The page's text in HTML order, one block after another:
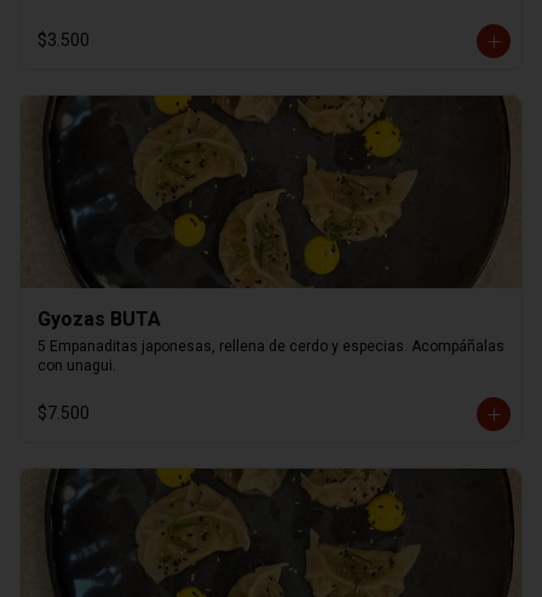
$3.500
Gyozas BUTA
5 Empanaditas japonesas, rellena de cerdo y especias. Acompáñalas
con unagui.
$7.500